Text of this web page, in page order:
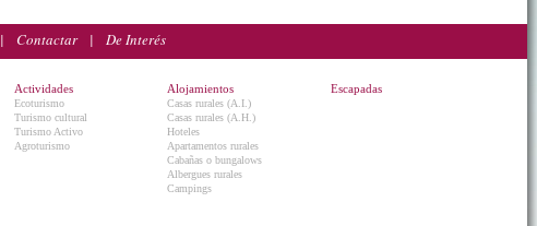
Contactar| De Interés
Actividades
Ecoturismo
Turismo cultural
Turismo Activo
Agroturismo
Alojamientos
Casas rurales (A.I.)
Casas rurales (A.H.)
Hoteles
Apartamentos rurales
Cabañas o bungalows
Albergues rurales
Campings
Escapadas